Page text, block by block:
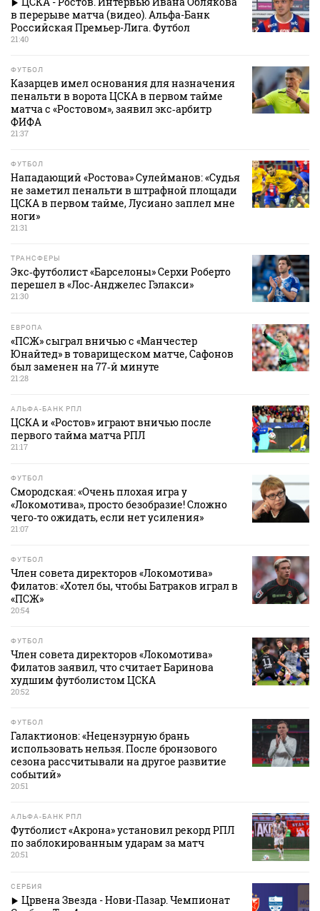
в перерыве матча (видео). Альфа-Банк
Российская Премьер-Лига. Футбол
21:40
ФУТБОЛ
Казарцев имел основания для назначения
пенальти в ворота ЦСКА в первом тайме
матча с «Ростовом», заявил экс‑арбитр
ФИФА
21:37
ФУТБОЛ
Нападающий «Ростова» Сулейманов: «Судья
не заметил пенальти в штрафной площади
ЦСКА в первом тайме, Лусиано заплел мне
ноги»
21:31
ТРАНСФЕРЫ
Экс‑футболист «Барселоны» Серхи Роберто
перешел в «Лос‑Анджелес Гэлакси»
21:30
ЕВРОПА
«ПСЖ» сыграл вничью с «Манчестер
Юнайтед» в товарищеском матче, Сафонов
был заменен на 77‑й минуте
21:28
АЛЬФА-БАНК РПЛ
ЦСКА и «Ростов» играют вничью после
первого тайма матча РПЛ
21:17
ФУТБОЛ
Смородская: «Очень плохая игра у
«Локомотива», просто безобразие! Сложно
чего‑то ожидать, если нет усиления»
21:07
ФУТБОЛ
Член совета директоров «Локомотива»
Филатов: «Хотел бы, чтобы Батраков играл в
«ПСЖ»
20:54
ФУТБОЛ
Член совета директоров «Локомотива»
Филатов заявил, что считает Баринова
худшим футболистом ЦСКА
20:52
ФУТБОЛ
Галактионов: «Нецензурную брань
использовать нельзя. После бронзового
сезона рассчитывали на другое развитие
событий»
20:51
АЛЬФА-БАНК РПЛ
Футболист «Акрона» установил рекорд РПЛ
по заблокированным ударам за матч
20:51
СЕРБИЯ
Црвена Звезда - Нови-Пазар. Чемпионат